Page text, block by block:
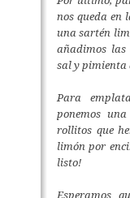
nos queda en
una sartén
añadimos las
sal y pimienta
Para
ponemos
rollitos que
limón por
listo!
Esperamos